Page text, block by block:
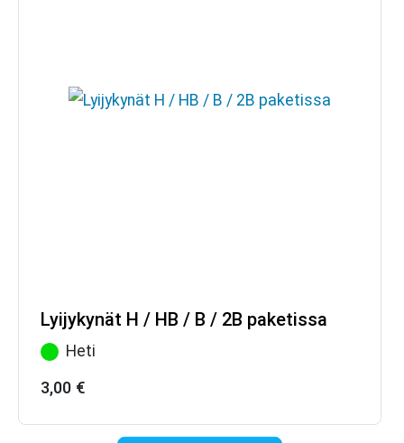
Lyijykynät H / HB / B / 2B paketissa
Heti
3,00 €